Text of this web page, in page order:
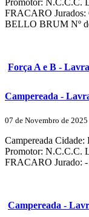
FRACARO
BELLO BRUM Nº
Força A e B -
Campereada -
07 de Novembro de 2025
Campereada
Promotor: N.C.C.C.
FRACARO Jurado: -
Campereada -